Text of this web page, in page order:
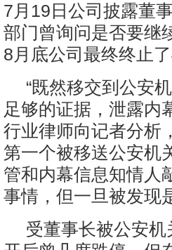
7月19日公司披露董
部门曾询问是否要继
8月底公司最终终止
“既然移交到公安
足够的证据，泄露内
行业律师向记者分析
第一个被移送公安机
管和内幕信息知情人
事情，但一旦被发现
受董事长被公安